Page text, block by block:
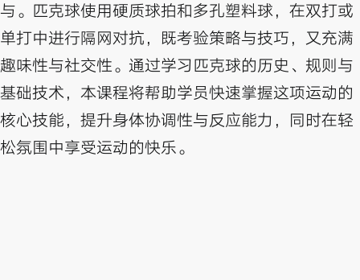
与。匹克球使用硬质球拍和多孔塑料球，在双打或
单打中进行隔网对抗，既考验策略与技巧，又充满
趣味性与社交性。通过学习匹克球的历史、规则与
基础技术，本课程将帮助学员快速掌握这项运动的
核心技能，提升身体协调性与反应能力，同时在轻
松氛围中享受运动的快乐。